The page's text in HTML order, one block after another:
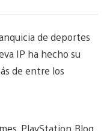
de deportes
IP ha hecho su
de entre los
PlayStation.Blog